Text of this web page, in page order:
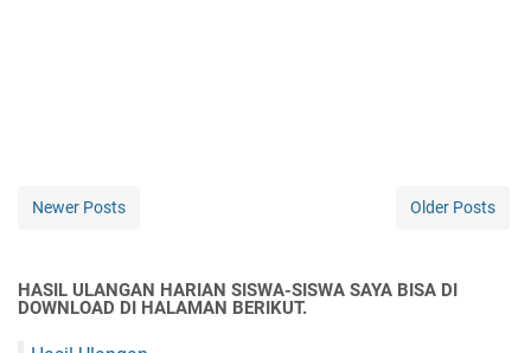
Newer Posts Older Posts
HASIL ULANGAN HARIAN SISWA-SISWA SAYA BISA DI
DOWNLOAD DI HALAMAN BERIKUT.